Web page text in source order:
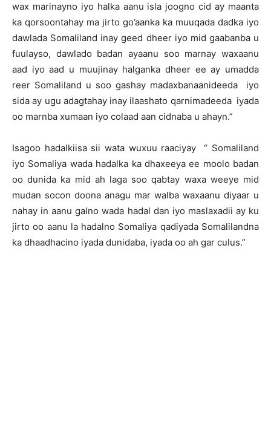
wax marinayno iyo halka aanu isla joogno cid ay maanta
ka qorsoontahay ma jirto go’aanka ka muuqada dadka iyo
dawlada Somaliland inay geed dheer iyo mid gaabanba u
fuulayso, dawlado badan ayaanu soo marnay waxaanu
aad iyo aad u muujinay halganka dheer ee ay umadda
reer Somaliland u soo gashay madaxbanaanideeda iyo
sida ay ugu adagtahay inay ilaashato qarnimadeeda iyada
oo marnba xumaan iyo colaad aan cidnaba u ahayn.”
Isagoo hadalkiisa sii wata wuxuu raaciyay “ Somaliland
iyo Somaliya wada hadalka ka dhaxeeya ee moolo badan
oo dunida ka mid ah laga soo qabtay waxa weeye mid
mudan socon doona anagu mar walba waxaanu diyaar u
nahay in aanu galno wada hadal dan iyo maslaxadii ay ku
jirto oo aanu la hadalno Somaliya qadiyada Somalilandna
ka dhaadhacino iyada dunidaba, iyada oo ah gar culus.”